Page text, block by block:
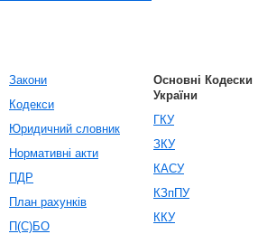
Закони
Кодекси
Юридичний словник
Нормативні акти
ПДР
План рахунків
П(С)БО
Основні Кодески
України
ГКУ
ЗКУ
КАСУ
КЗпПУ
ККУ